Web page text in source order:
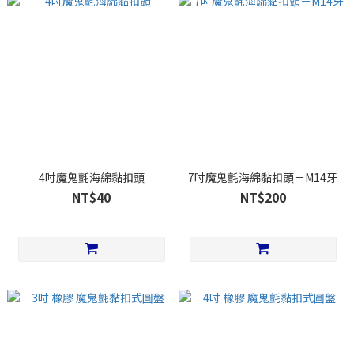
4吋魔鬼氈海綿黏扣頭
NT$40
7吋魔鬼氈海綿黏扣頭－M14牙
NT$200